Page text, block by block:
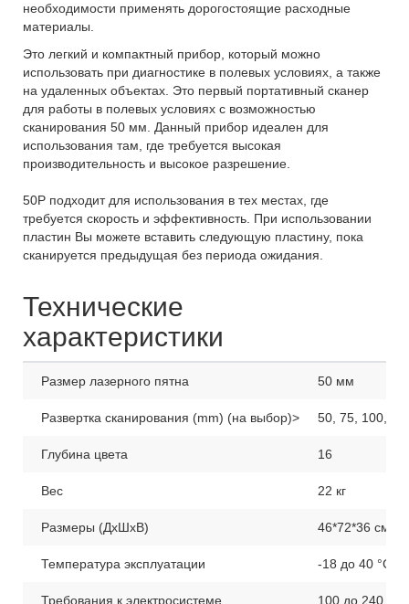
необходимости применять дорогостоящие расходные
материалы.
Это легкий и компактный прибор, который можно
использовать при диагностике в полевых условиях, а также
на удаленных объектах. Это первый портативный сканер
для работы в полевых условиях с возможностью
сканирования 50 мм. Данный прибор идеален для
использования там, где требуется высокая
производительность и высокое разрешение.
50P подходит для использования в тех местах, где
требуется скорость и эффективность. При использовании
пластин Вы можете вставить следующую пластину, пока
сканируется предыдущая без периода ожидания.
Технические
характеристики
Размер лазерного пятна 50 мм
Развертка сканирования (mm) (на выбор)> 50, 75, 100,
Глубина цвета 16
Вес 22 кг
Размеры (ДхШхВ) 46*72*36 см
Температура эксплуатации -18 до 40 °С
Требования к электросистеме 100 до 240